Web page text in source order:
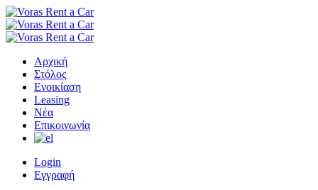
Αρχική
Στόλος
Ενοικίαση
Leasing
Νέα
Επικοινωνία
Login
Εγγραφή